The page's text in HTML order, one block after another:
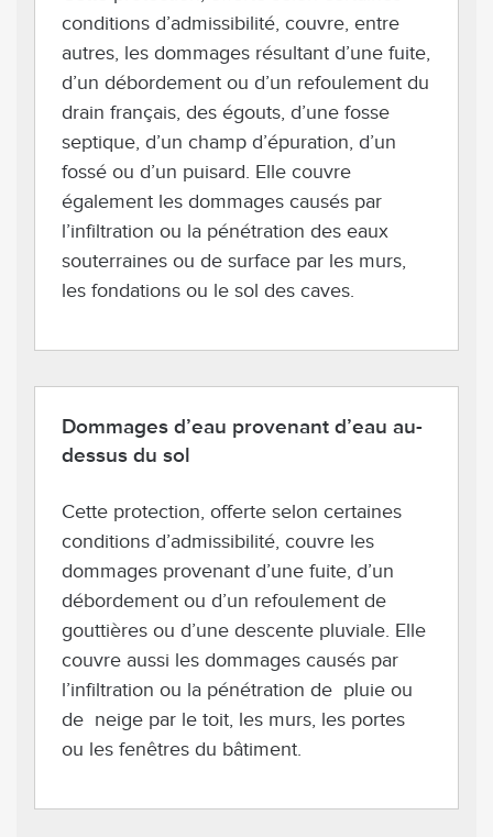
conditions d’admissibilité, couvre, entre
autres, les dommages résultant d’une fuite,
d’un débordement ou d’un refoulement du
drain français, des égouts, d’une fosse
septique, d’un champ d’épuration, d’un
fossé ou d’un puisard. Elle couvre
également les dommages causés par
l’infiltration ou la pénétration des eaux
souterraines ou de surface par les murs,
les fondations ou le sol des caves.
Dommages d’eau provenant d’eau au-
dessus du sol
Cette protection, offerte selon certaines
conditions d’admissibilité, couvre les
dommages provenant d’une fuite, d’un
débordement ou d’un refoulement de
gouttières ou d’une descente pluviale. Elle
couvre aussi les dommages causés par
l’infiltration ou la pénétration de pluie ou
de neige par le toit, les murs, les portes
ou les fenêtres du bâtiment.